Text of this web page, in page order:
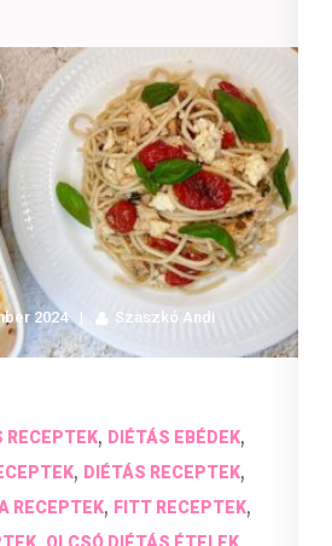
2024 Szaszkó Andi
RECEPTEK, DIÉTÁS EBÉDEK,
, DIÉTÁS RECEPTEK,
RECEPTEK, FITT RECEPTEK,
OLCSÓ DIÉTÁS ÉTELEK